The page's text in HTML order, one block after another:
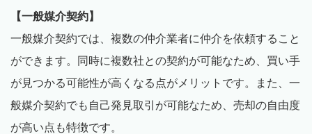
【一般媒介契約】
一般媒介契約では、複数の仲介業者に仲介を依頼すること
ができます。同時に複数社との契約が可能なため、買い手
が見つかる可能性が高くなる点がメリットです。また、一
般媒介契約でも自己発見取引が可能なため、売却の自由度
が高い点も特徴です。